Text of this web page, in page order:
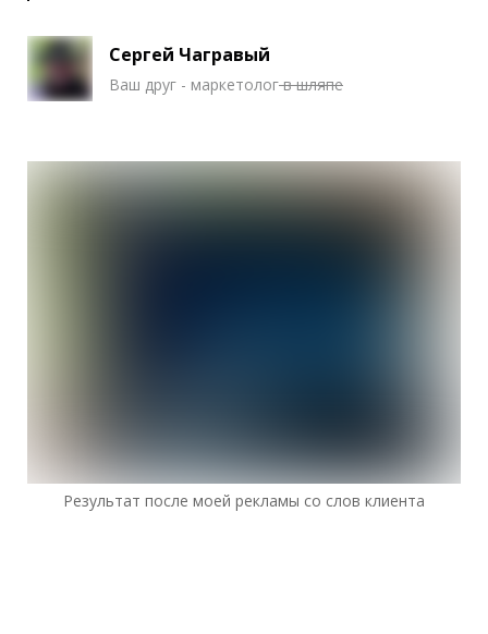
Сергей Чагравый
Ваш друг - маркетологв шляпе
Результат после моей рекламы со слов клиента